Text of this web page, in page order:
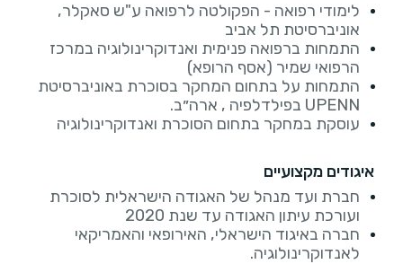
לימודי רפואה - הפקולטה לרפואה ע"ש סאקלר,
אוניברסיטת תל אביב
התמחות ברפואה פנימית ואנדוקרינולוגיה במרכז
הרפואי שמיר (אסף הרופא)
התמחות על בתחום המחקר בסוכרת באוניברסיטת
UPENN בפילדלפיה , ארה״ב.
עוסקת במחקר בתחום הסוכרת ואנדוקרינולוגיה
איגודים מקצועיים
חברת ועד מנהל של האגודה הישראלית לסוכרת
ועורכת עיתון האגודה עד שנת 2020
חברה באיגוד הישראלי, האירופאי והאמריקאי
לאנדוקרינולוגיה.